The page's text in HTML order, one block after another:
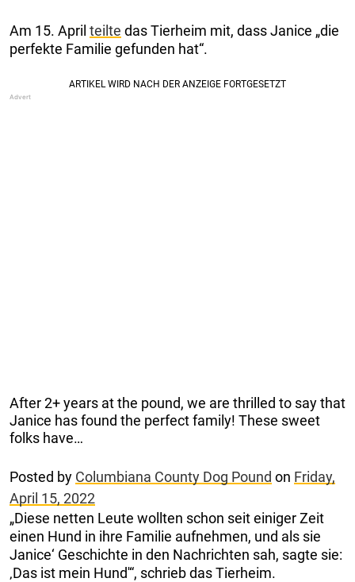
Am 15. April teilte das Tierheim mit, dass Janice „die
perfekte Familie gefunden hat“.
After 2+ years at the pound, we are thrilled to say that
Janice has found the perfect family! These sweet
folks have…
Posted by Columbiana County Dog Pound on Friday,
April 15, 2022
„Diese netten Leute wollten schon seit einiger Zeit
einen Hund in ihre Familie aufnehmen, und als sie
Janice‘ Geschichte in den Nachrichten sah, sagte sie:
‚Das ist mein Hund'“, schrieb das Tierheim.